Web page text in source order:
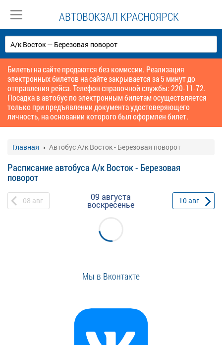
АВТОВОКЗАЛ КРАСНОЯРСК
Билеты на сайте продаются без комиссии. Реализация
электронных билетов на сайте закрывается за 5 минут до
отправления рейса. Телефон справочной службы: 220-11-72.
Посадка в автобус по электронным билетам осуществляется
только при предъявлении документа удостоверяющего
личность, на основании которого был оформлен билет.
Главная Автобус А/к Восток - Березовая поворот
Расписание автобуса А/к Восток - Березовая
поворот
08 авг 09 августа
воскресенье 10авг
Мы в Вконтакте